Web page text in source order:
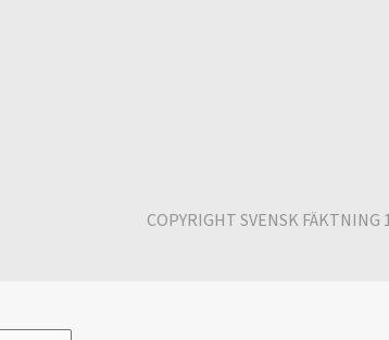
COPYRIGHT SVENSK FÄKTNING